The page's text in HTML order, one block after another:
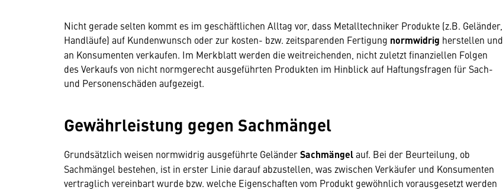
Nicht gerade selten kommt es im geschäftlichen Alltag vor, dass Metalltechniker Produkte (z.B. Geländer,
Handläufe) auf Kundenwunsch oder zur kosten- bzw. zeitsparenden Fertigung normwidrig herstellen und
an Konsumenten verkaufen. Im Merkblatt werden die weitreichenden, nicht zuletzt finanziellen Folgen
des Verkaufs von nicht normgerecht ausgeführten Produkten im Hinblick auf Haftungsfragen für Sach-
und Personenschäden aufgezeigt.
Gewährleistung gegen Sachmängel
Grundsätzlich weisen normwidrig ausgeführte GeländerSachmängelauf. Bei der Beurteilung, ob
Sachmängel bestehen, ist in erster Linie darauf abzustellen, was zwischen Verkäufer und Konsumenten
vertraglich vereinbart wurde bzw. welche Eigenschaften vom Produkt gewöhnlich vorausgesetzt werden